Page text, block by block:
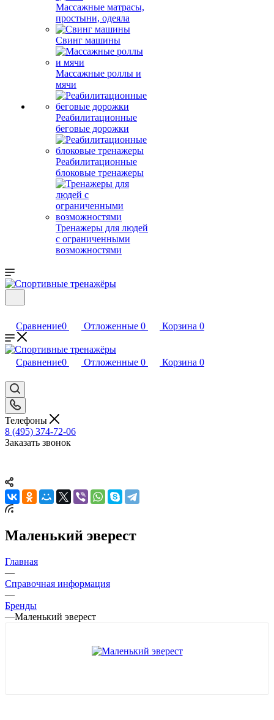
Массажные матрасы,
простыни, одеяла
Свинг машины
Массажные роллы и
мячи
Реабилитационные
беговые дорожки
Реабилитационные
блоковые тренажеры
Тренажеры для людей
с ограниченными
возможностями
Сравнение0 Отложенные 0 Корзина 0
Сравнение0 Отложенные 0 Корзина 0
Телефоны
8 (495) 374-72-06
Заказать звонок
Маленький эверест
Главная
—
Справочная информация
—
Бренды
—Маленький эверест